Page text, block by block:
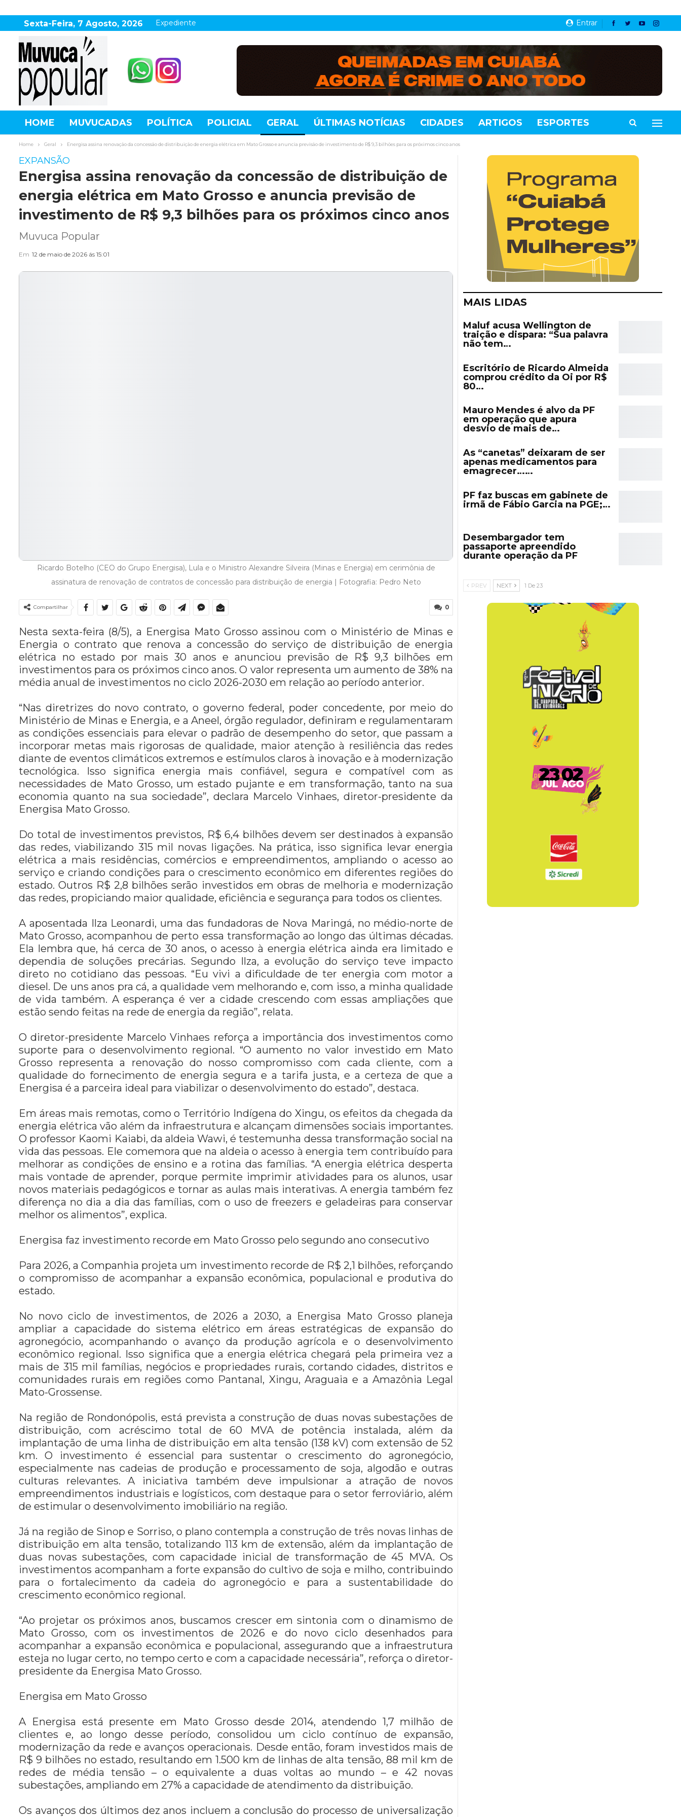
Entrar
Sexta-Feira, 7 Agosto, 2026 Expediente
HOME MUVUCADAS POLÍTICA POLICIAL GERAL ÚLTIMAS NOTÍCIAS CIDADES ARTIGOS ESPORTES
AGRONEGÓCIO DESTAQUES ESPORTE MUNDO TECNOLOGIA VARIEDADES VIDEOS
Home Geral Energisa assina renovação da concessão de distribuição de energia elétrica em Mato Grosso e anuncia previsão de investimento de R$ 9,3 bilhões para os próximos cinco anos
EXPANSÃO
Energisa assina renovação da concessão de distribuição de
energia elétrica em Mato Grosso e anuncia previsão de
investimento de R$ 9,3 bilhões para os próximos cinco anos
Muvuca Popular
Em 12 de maio de 2026 ás 15:01
Ricardo Botelho (CEO do Grupo Energisa), Lula e o Ministro Alexandre Silveira (Minas e Energia) em cerimônia de
assinatura de renovação de contratos de concessão para distribuição de energia | Fotografia: Pedro Neto
0
Compartilhar
Nesta sexta-feira (8/5), a Energisa Mato Grosso assinou com o Ministério de Minas e
Energia o contrato que renova a concessão do serviço de distribuição de energia
elétrica no estado por mais 30 anos e anunciou previsão de R$ 9,3 bilhões em
investimentos para os próximos cinco anos. O valor representa um aumento de 38% na
média anual de investimentos no ciclo 2026-2030 em relação ao período anterior.
“Nas diretrizes do novo contrato, o governo federal, poder concedente, por meio do
Ministério de Minas e Energia, e a Aneel, órgão regulador, definiram e regulamentaram
as condições essenciais para elevar o padrão de desempenho do setor, que passam a
incorporar metas mais rigorosas de qualidade, maior atenção à resiliência das redes
diante de eventos climáticos extremos e estímulos claros à inovação e à modernização
tecnológica. Isso significa energia mais confiável, segura e compatível com as
necessidades de Mato Grosso, um estado pujante e em transformação, tanto na sua
economia quanto na sua sociedade”, declara Marcelo Vinhaes, diretor-presidente da
Energisa Mato Grosso.
Do total de investimentos previstos, R$ 6,4 bilhões devem ser destinados à expansão
das redes, viabilizando 315 mil novas ligações. Na prática, isso significa levar energia
elétrica a mais residências, comércios e empreendimentos, ampliando o acesso ao
serviço e criando condições para o crescimento econômico em diferentes regiões do
estado. Outros R$ 2,8 bilhões serão investidos em obras de melhoria e modernização
das redes, propiciando maior qualidade, eficiência e segurança para todos os clientes.
A aposentada Ilza Leonardi, uma das fundadoras de Nova Maringá, no médio-norte de
Mato Grosso, acompanhou de perto essa transformação ao longo das últimas décadas.
Ela lembra que, há cerca de 30 anos, o acesso à energia elétrica ainda era limitado e
dependia de soluções precárias. Segundo Ilza, a evolução do serviço teve impacto
direto no cotidiano das pessoas. “Eu vivi a dificuldade de ter energia com motor a
diesel. De uns anos pra cá, a qualidade vem melhorando e, com isso, a minha qualidade
de vida também. A esperança é ver a cidade crescendo com essas ampliações que
estão sendo feitas na rede de energia da região”, relata.
O diretor-presidente Marcelo Vinhaes reforça a importância dos investimentos como
suporte para o desenvolvimento regional. “O aumento no valor investido em Mato
Grosso representa a renovação do nosso compromisso com cada cliente, com a
qualidade do fornecimento de energia segura e a tarifa justa, e a certeza de que a
Energisa é a parceira ideal para viabilizar o desenvolvimento do estado”, destaca.
Em áreas mais remotas, como o Território Indígena do Xingu, os efeitos da chegada da
energia elétrica vão além da infraestrutura e alcançam dimensões sociais importantes.
O professor Kaomi Kaiabi, da aldeia Wawi, é testemunha dessa transformação social na
vida das pessoas. Ele comemora que na aldeia o acesso à energia tem contribuído para
melhorar as condições de ensino e a rotina das famílias. “A energia elétrica desperta
mais vontade de aprender, porque permite imprimir atividades para os alunos, usar
novos materiais pedagógicos e tornar as aulas mais interativas. A energia também fez
diferença no dia a dia das famílias, com o uso de freezers e geladeiras para conservar
melhor os alimentos”, explica.
Energisa faz investimento recorde em Mato Grosso pelo segundo ano consecutivo
Para 2026, a Companhia projeta um investimento recorde de R$ 2,1 bilhões, reforçando
o compromisso de acompanhar a expansão econômica, populacional e produtiva do
estado.
No novo ciclo de investimentos, de 2026 a 2030, a Energisa Mato Grosso planeja
ampliar a capacidade do sistema elétrico em áreas estratégicas de expansão do
agronegócio, acompanhando o avanço da produção agrícola e o desenvolvimento
econômico regional. Isso significa que a energia elétrica chegará pela primeira vez a
mais de 315 mil famílias, negócios e propriedades rurais, cortando cidades, distritos e
comunidades rurais em regiões como Pantanal, Xingu, Araguaia e a Amazônia Legal
Mato-Grossense.
Na região de Rondonópolis, está prevista a construção de duas novas subestações de
distribuição, com acréscimo total de 60 MVA de potência instalada, além da
implantação de uma linha de distribuição em alta tensão (138 kV) com extensão de 52
km. O investimento é essencial para sustentar o crescimento do agronegócio,
especialmente nas cadeias de produção e processamento de soja, algodão e outras
culturas relevantes. A iniciativa também deve impulsionar a atração de novos
empreendimentos industriais e logísticos, com destaque para o setor ferroviário, além
de estimular o desenvolvimento imobiliário na região.
Já na região de Sinop e Sorriso, o plano contempla a construção de três novas linhas de
distribuição em alta tensão, totalizando 113 km de extensão, além da implantação de
duas novas subestações, com capacidade inicial de transformação de 45 MVA. Os
investimentos acompanham a forte expansão do cultivo de soja e milho, contribuindo
para o fortalecimento da cadeia do agronegócio e para a sustentabilidade do
crescimento econômico regional.
“Ao projetar os próximos anos, buscamos crescer em sintonia com o dinamismo de
Mato Grosso, com os investimentos de 2026 e do novo ciclo desenhados para
acompanhar a expansão econômica e populacional, assegurando que a infraestrutura
esteja no lugar certo, no tempo certo e com a capacidade necessária”, reforça o diretor-
presidente da Energisa Mato Grosso.
Energisa em Mato Grosso
A Energisa está presente em Mato Grosso desde 2014, atendendo 1,7 milhão de
clientes e, ao longo desse período, consolidou um ciclo contínuo de expansão,
modernização da rede e avanços operacionais. Desde então, foram investidos mais de
R$ 9 bilhões no estado, resultando em 1.500 km de linhas de alta tensão, 88 mil km de
redes de média tensão – o equivalente a duas voltas ao mundo – e 42 novas
subestações, ampliando em 27% a capacidade de atendimento da distribuição.
Os avanços dos últimos dez anos incluem a conclusão do processo de universalização
MAIS LIDAS
Maluf acusa Wellington de
traição e dispara: “Sua palavra
não tem…
Escritório de Ricardo Almeida
comprou crédito da Oi por R$
80…
Mauro Mendes é alvo da PF
em operação que apura
desvio de mais de…
As “canetas” deixaram de ser
apenas medicamentos para
emagrecer……
PF faz buscas em gabinete de
irmã de Fábio Garcia na PGE;…
Desembargador tem
passaporte apreendido
durante operação da PF
PREV NEXT 1 De 23